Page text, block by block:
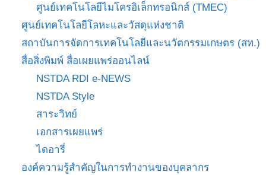
ศูนย์เทคโนโลยีไมโครอิเล็กทรอนิกส์ (TMEC)
ศูนย์เทคโนโลยีโลหะและวัสดุแห่งชาติ
สถาบันการจัดการเทคโนโลยีและนวัตกรรมเกษตร (สท.)
สื่อสิ่งพิมพ์ สื่อเผยแพร่ออนไลน์
NSTDA RDI e-NEWS
NSTDA Style
สาระวิทย์
เอกสารเผยแพร่
ไดอารี่
องค์ความรู้สำคัญในการทำงานของบุคลากร